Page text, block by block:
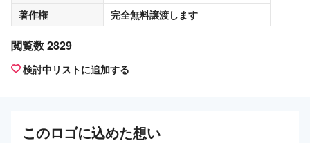
著作権
完全無料譲渡します
閲覧数 2829
検討中リストに追加する
このロゴに込めた想い